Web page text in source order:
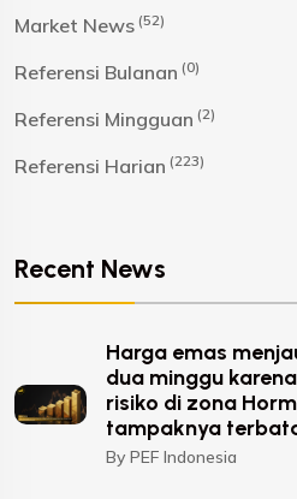
Market News (52)
Referensi Bulanan (0)
Referensi Mingguan (2)
Referensi Harian (223)
Recent News
Harga emas
dua minggu
risiko di zona
tampaknya
By PEF Indonesia